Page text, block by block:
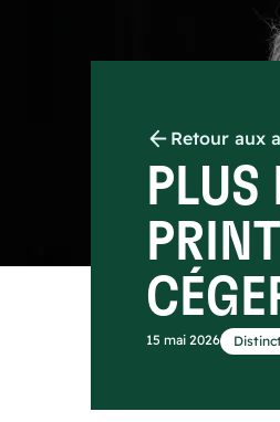
Retour aux
15 mai 2026